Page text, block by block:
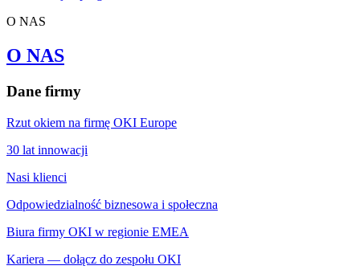
O NAS
O NAS
Dane firmy
Rzut okiem na firmę OKI Europe
30 lat innowacji
Nasi klienci
Odpowiedzialność biznesowa i społeczna
Biura firmy OKI w regionie EMEA
Kariera — dołącz do zespołu OKI